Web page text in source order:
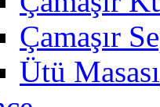
Çamaşır
Ütü Masası